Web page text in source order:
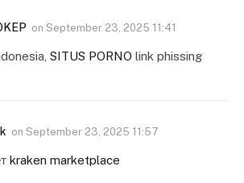
on September 23, 2025 11:41
SITUS PORNO link phissing
on September 23, 2025 11:57
kraken marketplace